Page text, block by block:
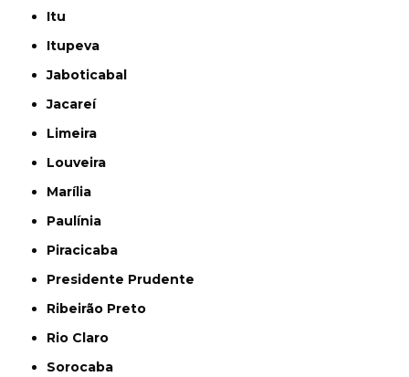
Itu
Itupeva
Jaboticabal
Jacareí
Limeira
Louveira
Marília
Paulínia
Piracicaba
Presidente Prudente
Ribeirão Preto
Rio Claro
Sorocaba